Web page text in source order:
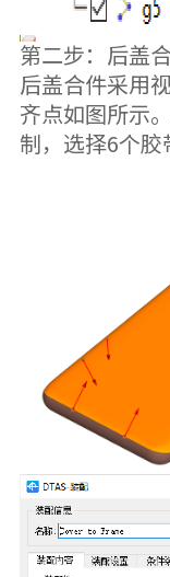
第二步：后盖
后盖合件采用
齐点如图所示
制，选择6个胶